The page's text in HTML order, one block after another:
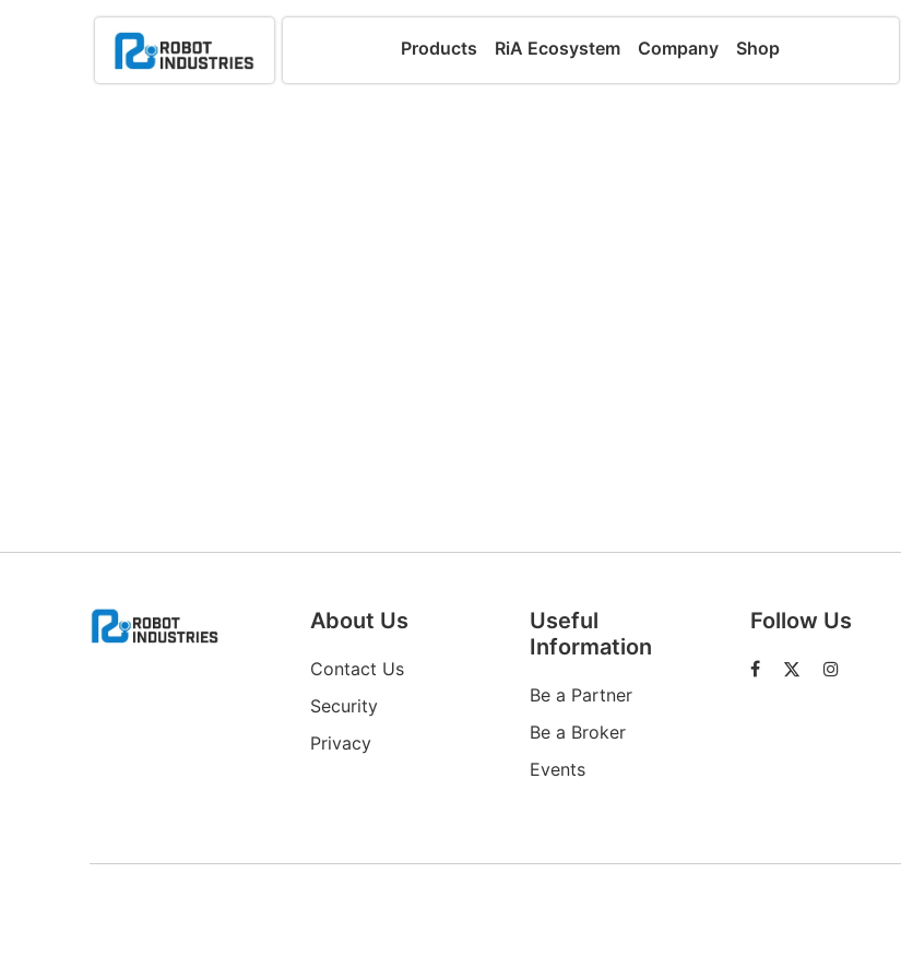
Products RiA Ecosystem Company Shop
About Us
Contact Us
Security
Privacy
Useful
Information
Be a Partner
Be a Broker
Events
Follow Us
Monitorizare în timp real și analiză date
Conectează roboți, software și servicii într-
o singură soluție